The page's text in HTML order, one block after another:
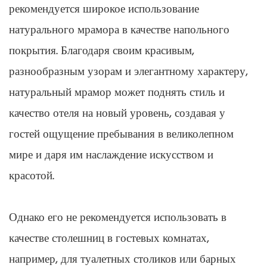
рекомендуется широкое использование
натурального мрамора в качестве напольного
покрытия. Благодаря своим красивым,
разнообразным узорам и элегантному характеру,
натуральный мрамор может поднять стиль и
качество отеля на новый уровень, создавая у
гостей ощущение пребывания в великолепном
мире и даря им наслаждение искусством и
красотой.
Однако его не рекомендуется использовать в
качестве столешниц в гостевых комнатах,
например, для туалетных столиков или барных